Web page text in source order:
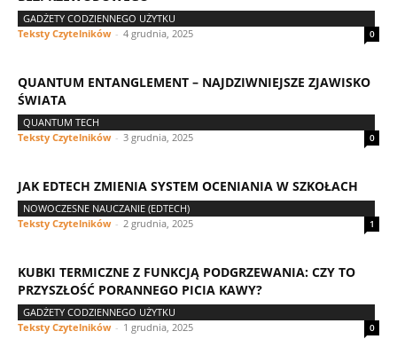
GADŻETY CODZIENNEGO UŻYTKU
Teksty Czytelników - 4 grudnia, 2025 0
QUANTUM ENTANGLEMENT – NAJDZIWNIEJSZE ZJAWISKO
ŚWIATA
QUANTUM TECH
Teksty Czytelników - 3 grudnia, 2025 0
JAK EDTECH ZMIENIA SYSTEM OCENIANIA W SZKOŁACH
NOWOCZESNE NAUCZANIE (EDTECH)
Teksty Czytelników - 2 grudnia, 2025 1
KUBKI TERMICZNE Z FUNKCJĄ PODGRZEWANIA: CZY TO
PRZYSZŁOŚĆ PORANNEGO PICIA KAWY?
GADŻETY CODZIENNEGO UŻYTKU
Teksty Czytelników - 1 grudnia, 2025 0